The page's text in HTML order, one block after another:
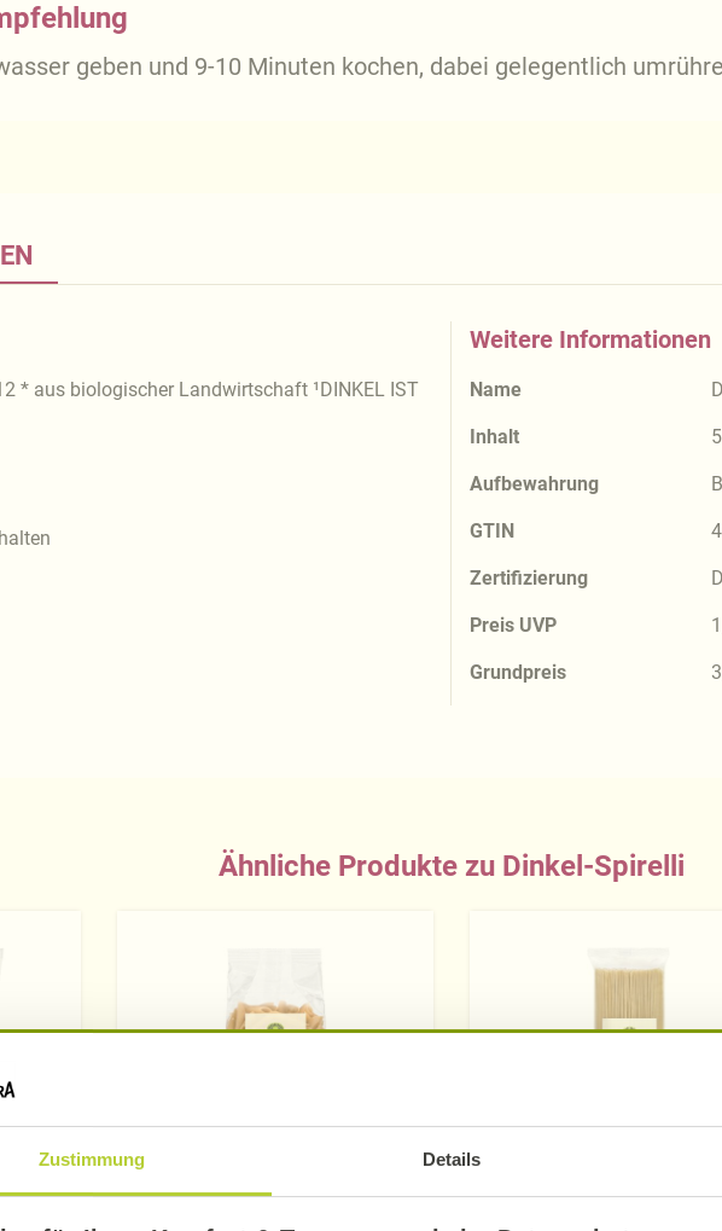
Zustimmung Details
geben und 9-10 Minuten kochen, dabei gelegentlich
* aus biologischer Landwirtschaft ¹DINKEL IST
Weitere Informationen
Name
Inhalt
Aufbewahrung
GTIN
Zertifizierung
Preis UVP
Grundpreis
Ähnliche Produkte zu Dinkel-Spirelli
Alnatura Alnatura